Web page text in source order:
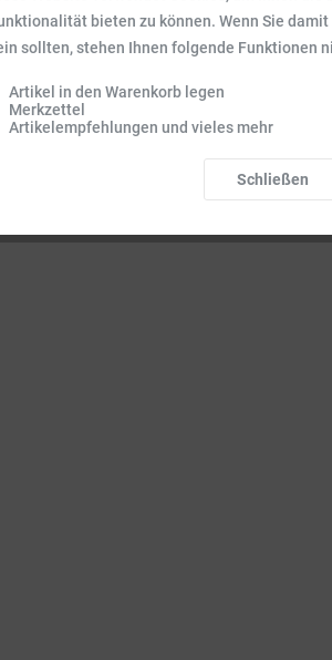
bieten zu können. Wenn Sie
sollten, stehen Ihnen folgende Funktionen
Artikel in den Warenkorb legen
Merkzettel
Artikelempfehlungen und vieles mehr
Schließen